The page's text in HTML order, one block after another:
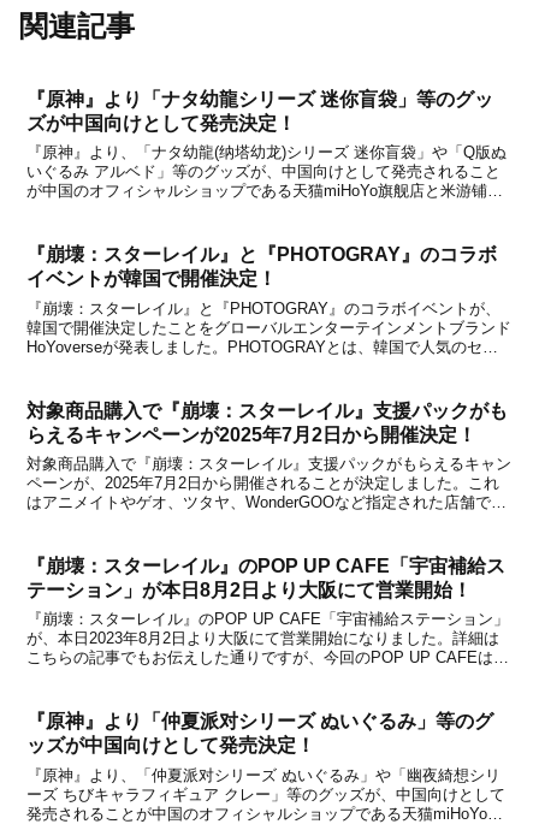
関連記事
『原神』より「ナタ幼龍シリーズ 迷你盲袋」等のグッ
ズが中国向けとして発売決定！
『原神』より、「ナタ幼龍(纳塔幼龙)シリーズ 迷你盲袋」や「Q版ぬ
いぐるみ アルベド」等のグッズが、中国向けとして発売されること
が中国のオフィシャルショップである天猫miHoYo旗舰店と米游铺の
『崩壊：スターレイル』と『PHOTOGRAY』のコラボ
イベントが韓国で開催決定！
『崩壊：スターレイル』と『PHOTOGRAY』のコラボイベントが、
韓国で開催決定したことをグローバルエンターテインメントブランド
HoYoverseが発表しました。PHOTOGRAYとは、韓国で人気のセル
対象商品購入で『崩壊：スターレイル』支援パックがも
らえるキャンペーンが2025年7月2日から開催決定！
対象商品購入で『崩壊：スターレイル』支援パックがもらえるキャン
ペーンが、2025年7月2日から開催されることが決定しました。これ
はアニメイトやゲオ、ツタヤ、WonderGOOなど指定された店舗で
『崩壊：スターレイル』のPOP UP CAFE「宇宙補給ス
テーション」が本日8月2日より大阪にて営業開始！
『崩壊：スターレイル』のPOP UP CAFE「宇宙補給ステーション」
が、本日2023年8月2日より大阪にて営業開始になりました。詳細は
こちらの記事でもお伝えした通りですが、今回のPOP UP CAFEは
『原神』より「仲夏派对シリーズ ぬいぐるみ」等のグ
ッズが中国向けとして発売決定！
『原神』より、「仲夏派对シリーズ ぬいぐるみ」や「幽夜綺想シリ
ーズ ちびキャラフィギュア クレー」等のグッズが、中国向けとして
発売されることが中国のオフィシャルショップである天猫miHoYo旗